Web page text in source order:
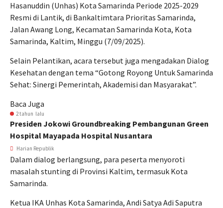
Hasanuddin (Unhas) Kota Samarinda Periode 2025-2029
Resmi di Lantik, di Bankaltimtara Prioritas Samarinda,
Jalan Awang Long, Kecamatan Samarinda Kota, Kota
Samarinda, Kaltim, Minggu (7/09/2025).
Selain Pelantikan, acara tersebut juga mengadakan Dialog
Kesehatan dengan tema “Gotong Royong Untuk Samarinda
Sehat: Sinergi Pemerintah, Akademisi dan Masyarakat”.
Baca Juga
2 tahun lalu
Presiden Jokowi Groundbreaking Pembangunan Green
Hospital Mayapada Hospital Nusantara
Harian Republik
Dalam dialog berlangsung, para peserta menyoroti
masalah stunting di Provinsi Kaltim, termasuk Kota
Samarinda.
Ketua IKA Unhas Kota Samarinda, Andi Satya Adi Saputra